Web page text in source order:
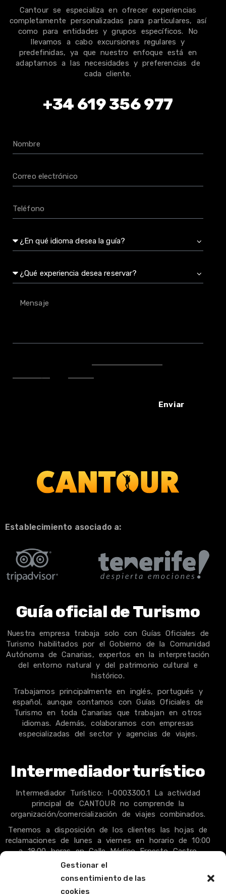
Gestionar el
consentimiento de las
cookies
Cantour se especializa en ofrecer experiencias
completamente personalizadas para particulares, así
como para entidades y grupos específicos. No
llevamos a cabo excursiones regulares y
predefinidas, ya que nuestro enfoque está en
adaptarnos a las necesidades y preferencias de
cada cliente.
+34 619 356 977
Enviar
Establecimiento asociado a:
Guía oficial de Turismo
Nuestra empresa trabaja solo con Guías Oficiales de
Turismo habilitados por el Gobierno de la Comunidad
Autónoma de Canarias, expertos en la interpretación
del entorno natural y del patrimonio cultural e
histórico.
Trabajamos principalmente en inglés, portugués y
español, aunque contamos con Guías Oficiales de
Turismo en toda Canarias que trabajan en otros
idiomas. Además, colaboramos con empresas
especializadas del sector y agencias de viajes.
Intermediador turístico
Intermediador Turístico: I-0003300.1 La actividad
principal de CANTOUR no comprende la
organización/comercialización de viajes combinados.
Tenemos a disposición de los clientes las hojas de
reclamaciones de lunes a viernes en horario de 10:00
a 18:00 horas en Calle Médico Ernesto Castro
Fariña, 105, Tacoronte, S/C de Tenerife.
Más información en +34 619 356 977.